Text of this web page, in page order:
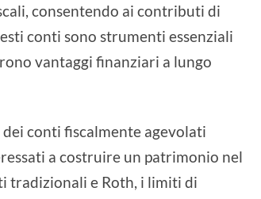
consentendo ai contributi di
conti sono strumenti essenziali
vantaggi finanziari a lungo
conti fiscalmente agevolati
a costruire un patrimonio nel
tradizionali e Roth, i limiti di